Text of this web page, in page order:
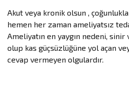
Akut veya kronik olsun ,
hemen her zaman ameliyatsız
Ameliyatın en yaygın nedeni, sinir
olup kas güçsüzlüğüne yol açan
cevap vermeyen olgulardır.